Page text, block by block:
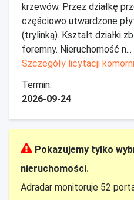
krzewów. Przez działkę
częściowo utwardzone
(trylinką). Kształt działki
foremny. Nieruchomość n...
Szczegóły licytacji
Termin:
2026-09-24
Pokazujemy tylko
nieruchomości.
Adradar monitoruje 52